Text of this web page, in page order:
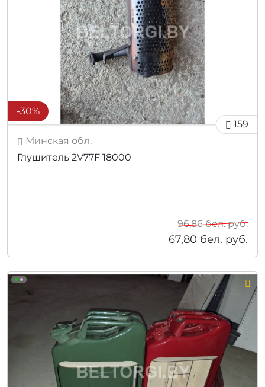
-30%
159
Минская обл.
Глушитель 2V77F 18000
96,86бел. руб.
67,80 бел. руб.